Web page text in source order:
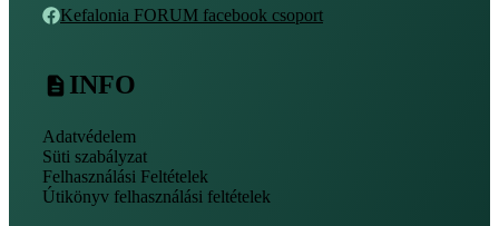
Kefalonia FORUM facebook csoport
INFO
Adatvédelem
Süti szabályzat
Felhasználási Feltételek
Útikönyv felhasználási feltételek